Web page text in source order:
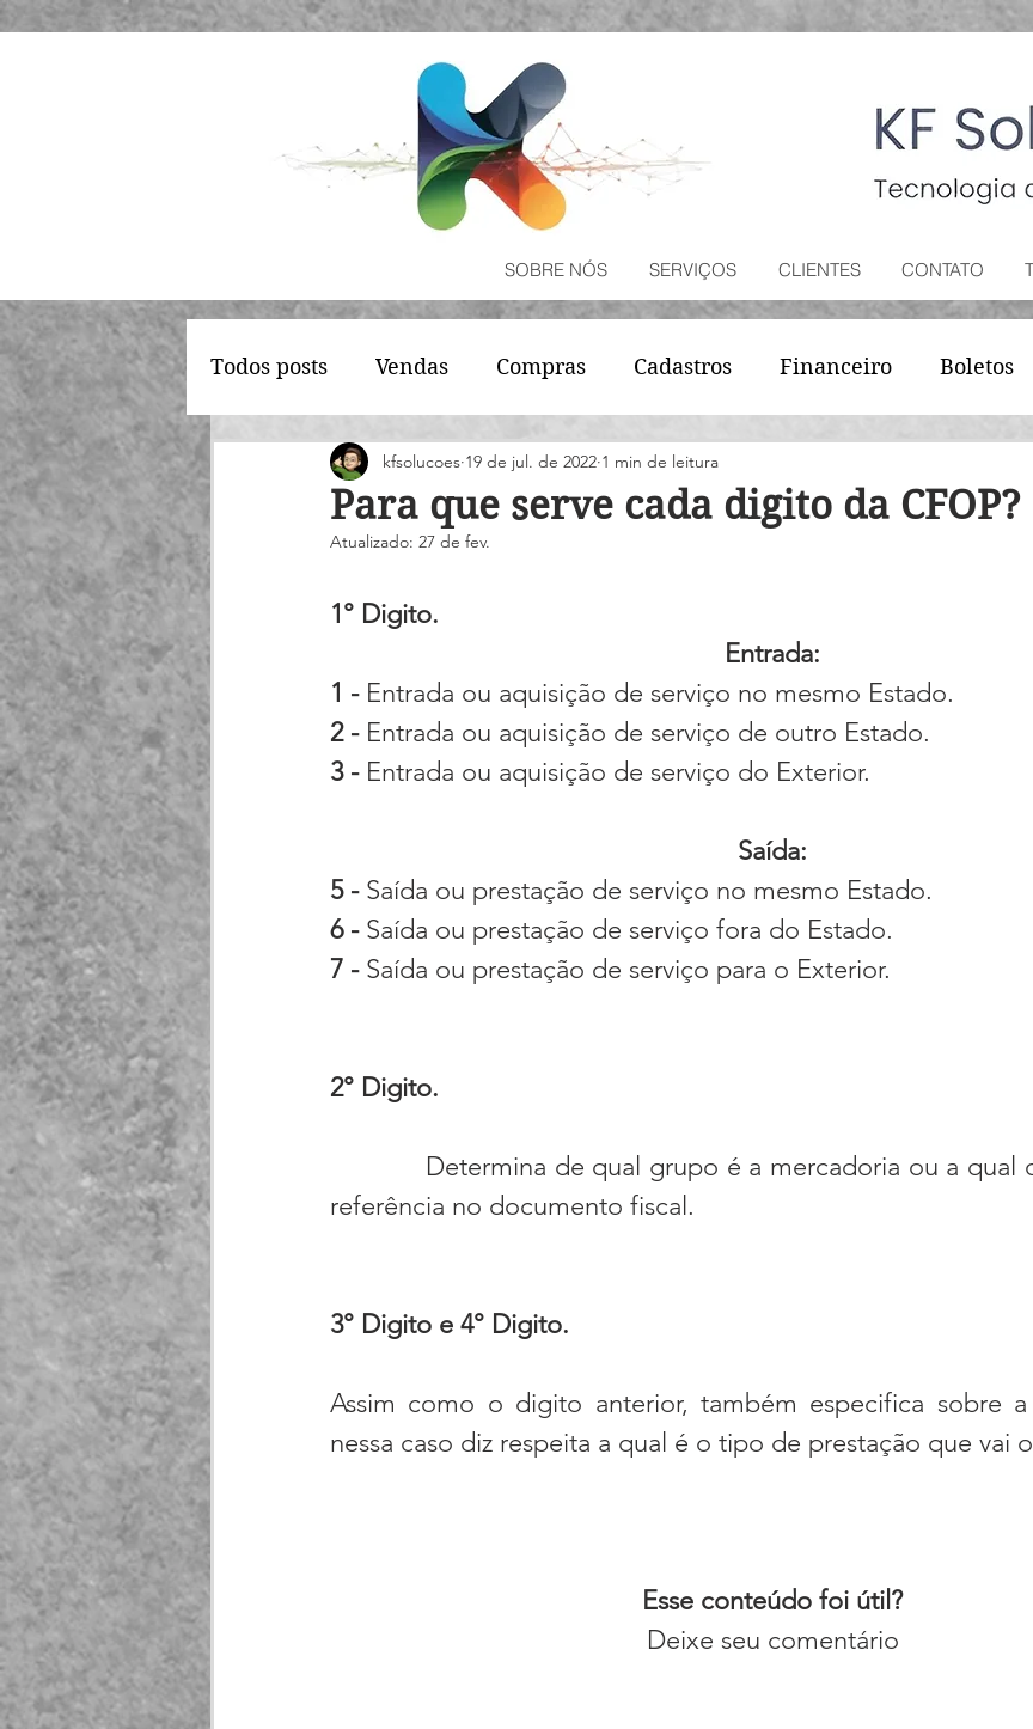
SOBRE NÓS SERVIÇOS CLIENTES CONTATO
Todos posts Vendas Compras Cadastros Financeiro Boletos
Estoque Fiscal
Para que serve cada digito da CFOP?
kfsolucoes 19 de jul. de 2022 1 min de leitura
Atualizado: 27 de fev.
1° Digito.
Entrada:
1 - Entrada ou aquisição de serviço no mesmo Estado.
2 - Entrada ou aquisição de serviço de outro Estado.
3 - Entrada ou aquisição de serviço do Exterior.
Saída:
5 - Saída ou prestação de serviço no mesmo Estado.
6 - Saída ou prestação de serviço fora do Estado.
7 - Saída ou prestação de serviço para o Exterior.
2° Digito.
referência no documento fiscal.
3° Digito e 4° Digito.
Assim como o digito anterior, também especifica sobre
nessa caso diz respeita a qual é o tipo de prestação que vai
Esse conteúdo foi útil?
Deixe seu comentário